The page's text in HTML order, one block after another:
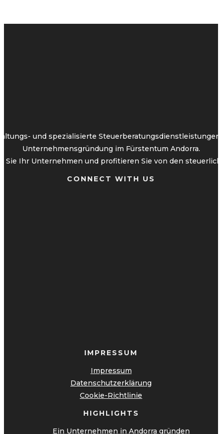
und spezialisierte
Unternehmensgründung im Fürstentum Andorra.
Sie Ihr Unternehmen und profitieren Sie von den
CONNECT WITH US
IMPRESSUM
Impressum
Datenschutzerklärung
Cookie-Richtlinie
HIGHLIGHTS
Ein Unternehmen in Andorra gründen